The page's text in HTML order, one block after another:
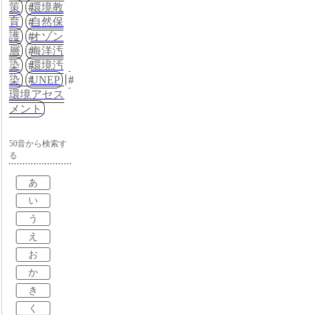
策
環境教
育
自然保
護
オゾン
層
海洋汚
染
環境汚
染
UNEP
環境アセス
メント
50音から検索す
る
あ
い
う
え
お
か
き
く